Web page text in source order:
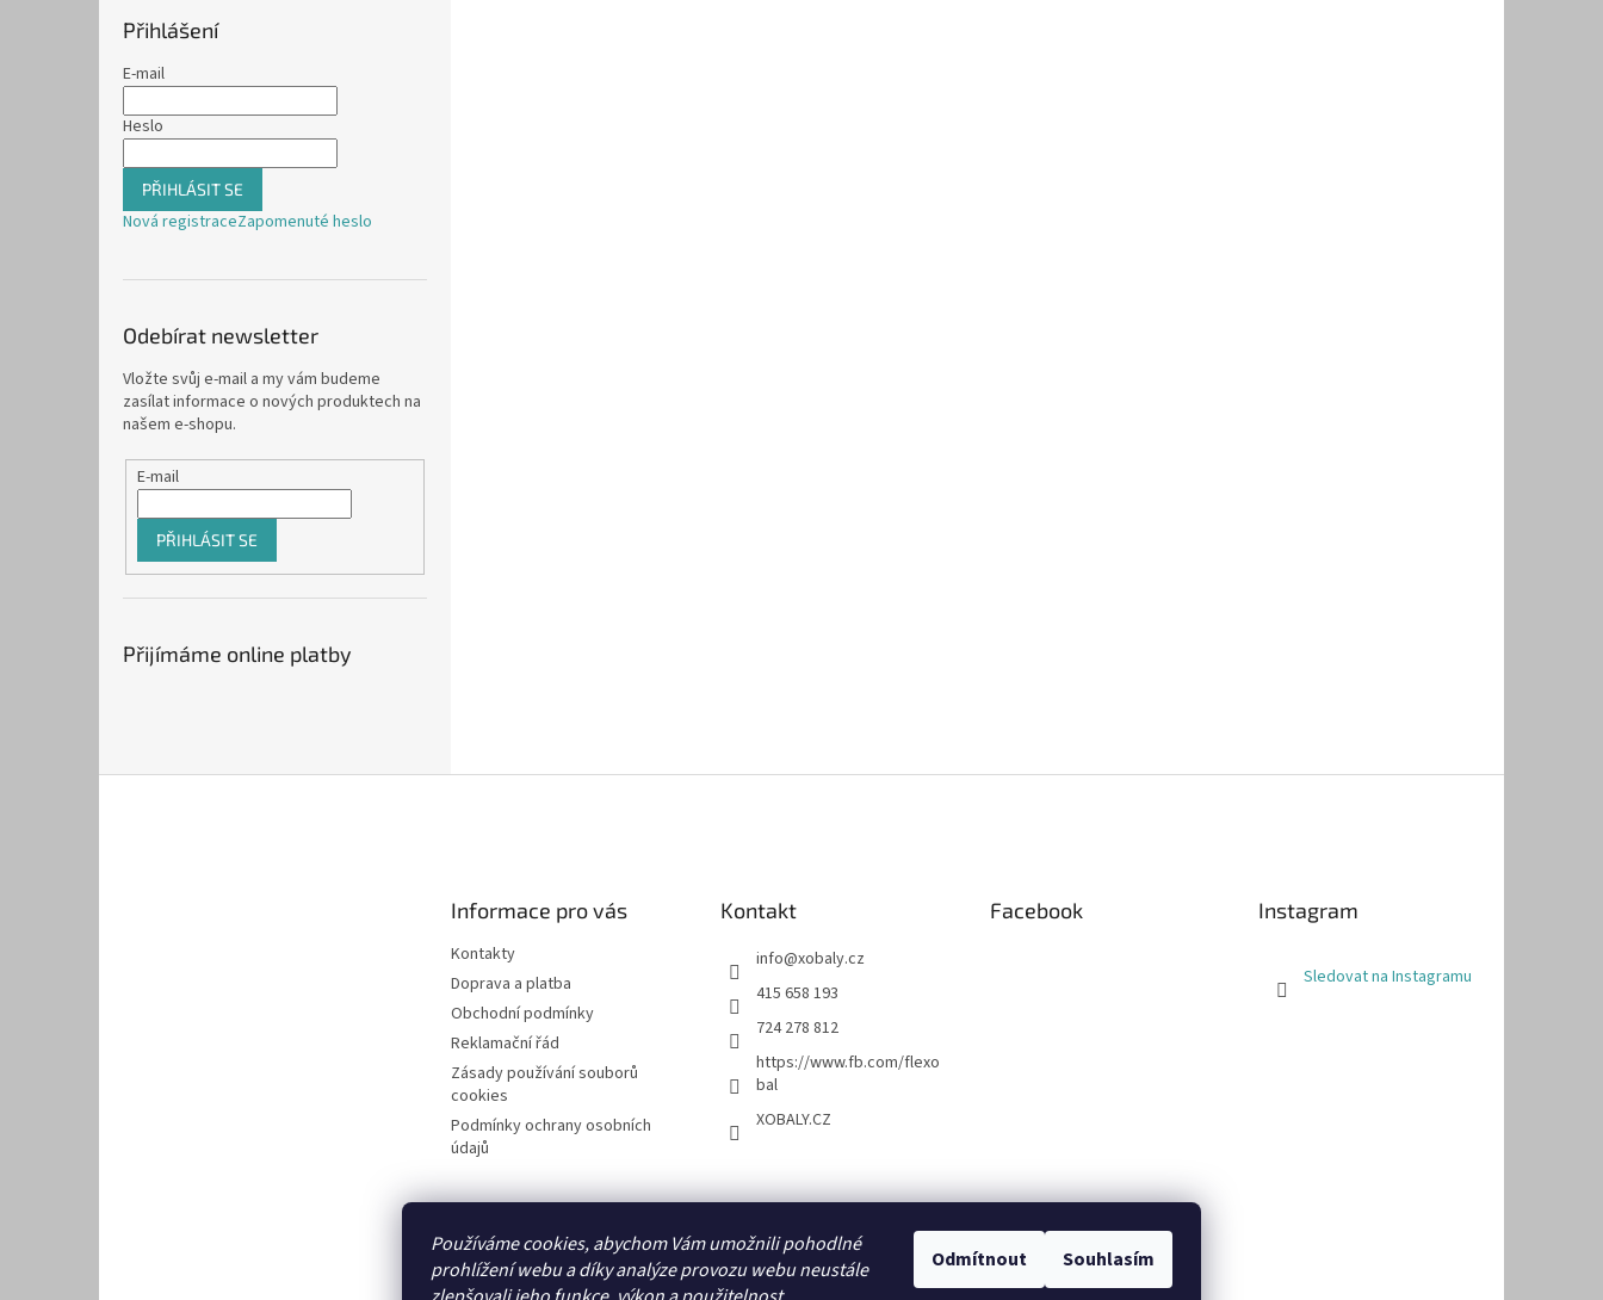
Používáme cookies, abychom Vám umožnili pohodlné
prohlížení webu a díky analýze provozu webu neustále
Odmítnout Souhlasím
Přihlášení
E-mail
Heslo
PŘIHLÁSIT SE
Nová registraceZapomenuté heslo
Odebírat newsletter
Vložte svůj e-mail a my vám budeme
zasílat informace o nových produktech na
našem e-shopu.
E-mail
PŘIHLÁSIT SE
Přijímáme online platby
Informace pro vás
Kontakty
Doprava a platba
Obchodní podmínky
Reklamační řád
Zásady používání souborů
cookies
Podmínky ochrany osobních
údajů
Kontakt
info@xobaly.cz
415 658 193
724 278 812
https://www.fb.com/flexo
bal
XOBALY.CZ
Facebook Instagram
Sledovat na Instagramu
FLEXOBAL KATRIN